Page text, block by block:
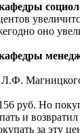
оно
руб. Но
и
за эту